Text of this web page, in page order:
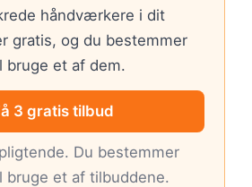
håndværkere i dit
gratis, og du bestemmer
bruge et af dem.
3 gratis tilbud
Du bestemmer
bruge et af tilbuddene.